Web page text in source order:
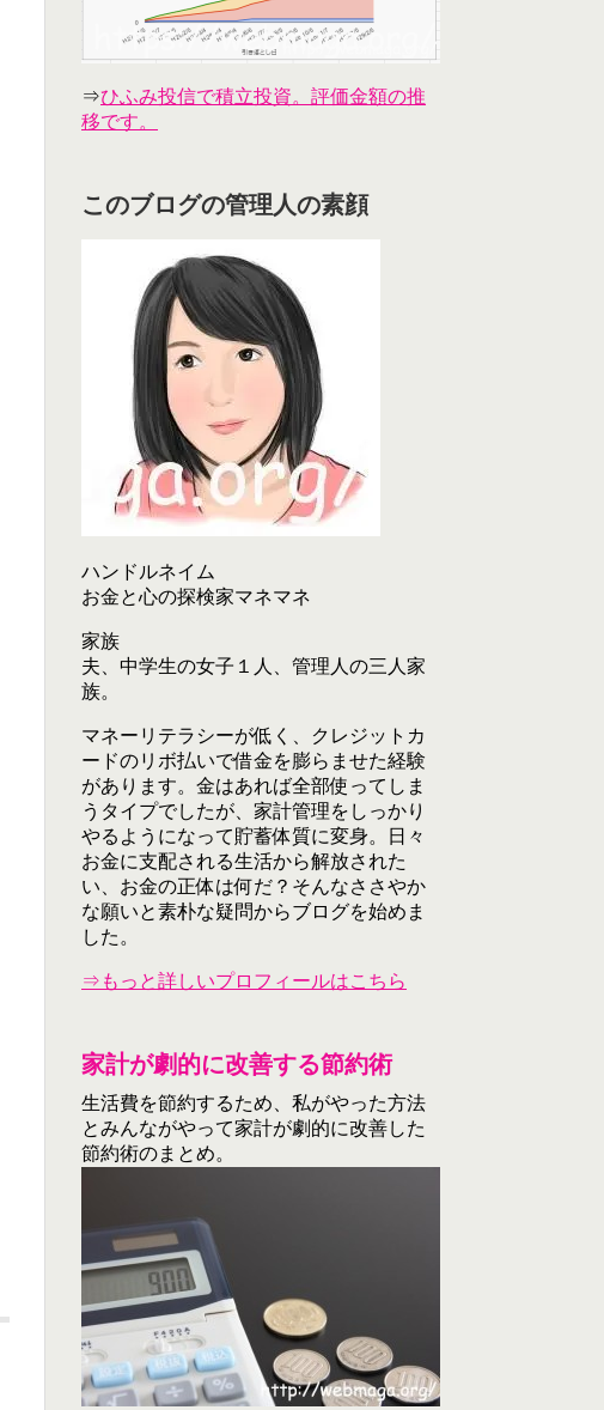
⇒ひふみ投信で積立投資。評価金額の推
移です。
このブログの管理人の素顔
ハンドルネイム
お金と心の探検家マネマネ
家族
夫、中学生の女子１人、管理人の三人家
族。
マネーリテラシーが低く、クレジットカ
ードのリボ払いで借金を膨らませた経験
があります。金はあれば全部使ってしま
うタイプでしたが、家計管理をしっかり
やるようになって貯蓄体質に変身。日々
お金に支配される生活から解放された
い、お金の正体は何だ？そんなささやか
な願いと素朴な疑問からブログを始めま
した。
⇒もっと詳しいプロフィールはこちら
家計が劇的に改善する節約術
生活費を節約するため、私がやった方法
とみんながやって家計が劇的に改善した
節約術のまとめ。